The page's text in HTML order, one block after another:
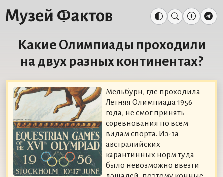
Какие Олимпиады проходили
на двух разных континентах?
Мельбурн, где проходила
Летняя Олимпиада 1956
года, не смог принять
соревнования по всем
видам спорта. Из-за
австралийских
карантинных норм туда
было невозможно ввезти